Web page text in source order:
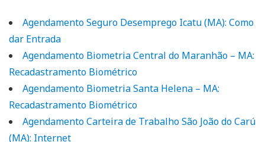
Agendamento Seguro Desemprego Icatu (MA): Como
dar Entrada
Agendamento Biometria Central do Maranhão – MA:
Recadastramento Biométrico
Agendamento Biometria Santa Helena – MA:
Recadastramento Biométrico
Agendamento Carteira de Trabalho São João do Carú
(MA): Internet